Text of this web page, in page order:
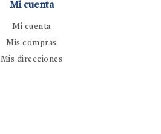
Mi cuenta
Mi cuenta
Mis compras
Mis direcciones